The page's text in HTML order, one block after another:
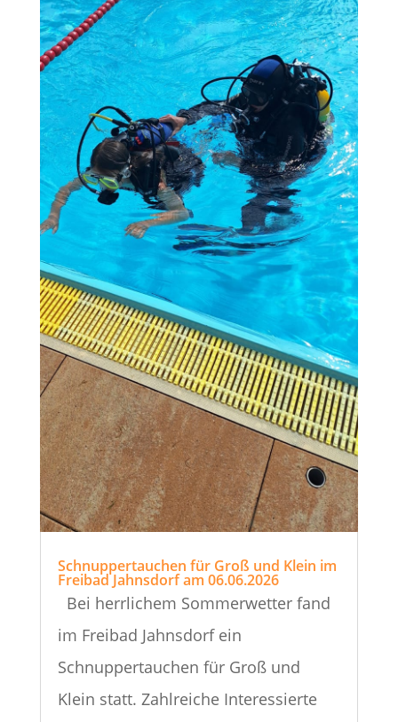
Schnuppertauchen für Groß und Klein im
Freibad Jahnsdorf am 06.06.2026
Bei herrlichem Sommerwetter fand
im Freibad Jahnsdorf ein
Schnuppertauchen für Groß und
Klein statt. Zahlreiche Interessierte